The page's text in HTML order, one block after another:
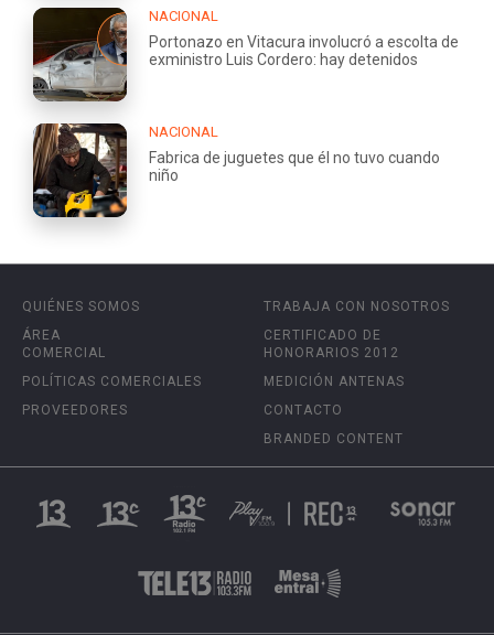
NACIONAL
Portonazo en Vitacura involucró a escolta de
exministro Luis Cordero: hay detenidos
NACIONAL
Fabrica de juguetes que él no tuvo cuando
niño
QUIÉNES SOMOS
ÁREA
COMERCIAL
POLÍTICAS COMERCIALES
PROVEEDORES
TRABAJA CON NOSOTROS
CERTIFICADO DE
HONORARIOS 2012
MEDICIÓN ANTENAS
CONTACTO
BRANDED CONTENT